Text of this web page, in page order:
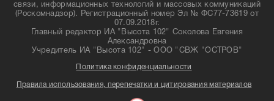
связи, информационных технологий и массовых коммуникаций
(Роскомнадзор). Регистрационный номер Эл № ФС77-73619 от
07.09.2018г.
Главный редактор ИА "Высота 102" Соколова Евгения
Александровна
Учредитель ИА "Высота 102" - ООО "СВЖ "ОСТРОВ"
Политика конфиденциальности
Правила использования, перепечатки и цитирования материалов